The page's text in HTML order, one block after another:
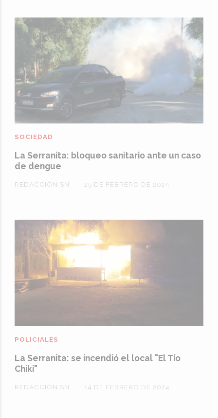
La Serranita: bloqueo sanitario ante un caso
de dengue
REDACCIÓN SN
SOCIEDAD
25 DE FEBRERO DE 2024
La Serranita: se incendió el local "El Tío
Chiki"
REDACCIÓN SN
POLICIALES
14 DE FEBRERO DE 2024